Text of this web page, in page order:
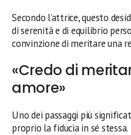
Secondo l’attrice, questo
di serenità e di equilibrio
convinzione di meritare una
«Credo di
amore»
Uno dei passaggi più
proprio la fiducia in sé stessa.